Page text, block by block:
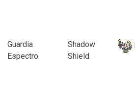
Guardia
Espectro
Shadow
Shield